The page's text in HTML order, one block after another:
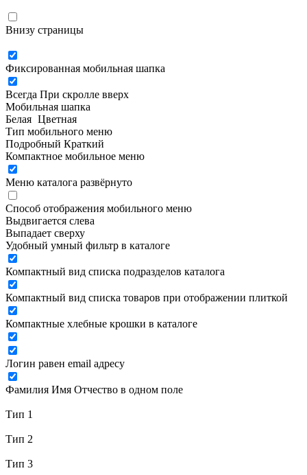
Внизу страницы
Фиксированная мобильная шапка
Всегда При скролле вверх
Мобильная шапка
Белая Цветная
Тип мобильного меню
Подробный Краткий
Компактное мобильное меню
Меню каталога развёрнуто
Способ отображения мобильного меню
Выдвигается слева
Выпадает сверху
Удобный умный фильтр в каталоге
Компактный вид списка подразделов каталога
Компактный вид списка товаров при отображении плиткой
Компактные хлебные крошки в каталоге
Логин равен email адресу
Фамилия Имя Отчество в одном поле
Тип 1
Тип 2
Тип 3